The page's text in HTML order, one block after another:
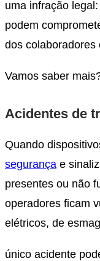
uma infração
podem
dos colaboradores
Vamos saber
Acidentes de
Quando
segurança e
presentes ou não
operadores ficam
elétricos, de
único acidente